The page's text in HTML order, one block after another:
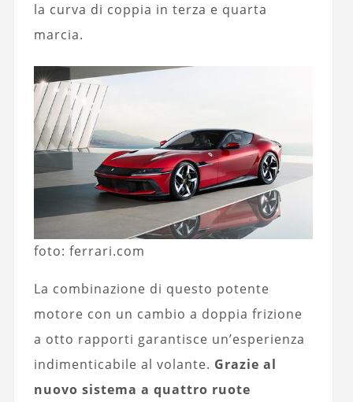
la curva di coppia in terza e quarta
marcia.
foto: ferrari.com
La combinazione di questo potente
motore con un cambio a doppia frizione
a otto rapporti garantisce un’esperienza
indimenticabile al volante. Grazie al
nuovo sistema a quattro ruote